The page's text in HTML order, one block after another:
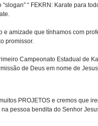
“ FEKRN: Karate para
e amizade que tínhamos com
promissor.
Campeonato Estadual de
de Deus em nome de
PROJETOS e cremos que
pessoa bendita do Senhor